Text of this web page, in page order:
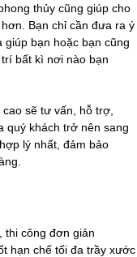
thủy cũng giúp cho
Bạn chỉ cần đưa ra ý
bạn hoặc bạn cũng
bất kì nơi nào bạn
sẽ tư vấn, hỗ trợ,
quý khách trở nên sang
lý nhất, đảm bảo
thi công đơn giản
hạn chế tối đa trầy xước